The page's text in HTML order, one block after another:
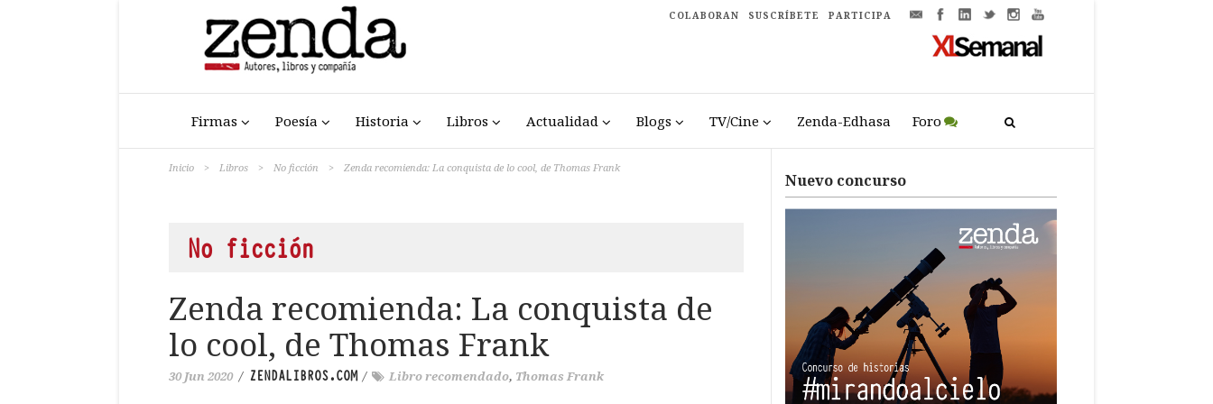
COLABORAN SUSCRÍBETE PARTICIPA
Firmas Poesía Historia Libros Actualidad Blogs TV/Cine Zenda-Edhasa Foro
Inicio > Libros > No ficción > Zenda recomienda: La conquista de lo cool, de Thomas Frank
No ficción
Zenda recomienda: La conquista de
lo cool, de Thomas Frank
30 Jun 2020 / ZENDALIBROS.COM/ Libro recomendado, Thomas Frank
Nuevo concurso